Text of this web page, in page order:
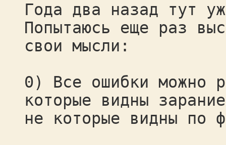
Года два назад тут
Попытаюсь еще раз
свои мысли:
0) Все ошибки можно
которые видны
не которые видны по